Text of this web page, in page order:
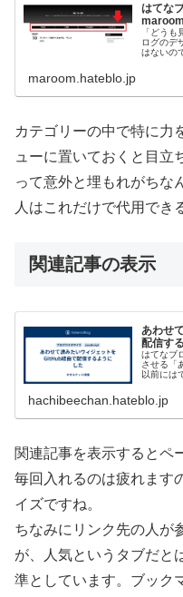
はてな
maroom
「どう
ログのデ
はないの
maroom.hateblo.jp
カテゴリーの中で特に力
ューに置いておくと目立
って意外と埋もれがちな
人はこれだけで代用でき
関連記事の表示
あわせ
配信す
はてなブ
させる「
以前には
ト作った
hachibeechan.hateblo.jp
関連記事を表示するとペ
毎回入れるのは疲れます
イズですね。
ちなみにリンク先の人が
が、人気というタブだと
準としています。ブック